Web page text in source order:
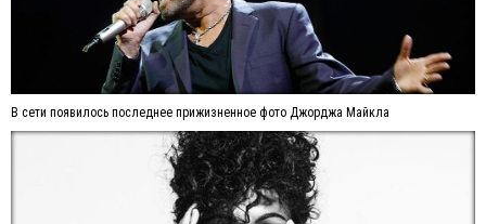
В сети появилось последнее прижизненное фото Джорджа Майкла